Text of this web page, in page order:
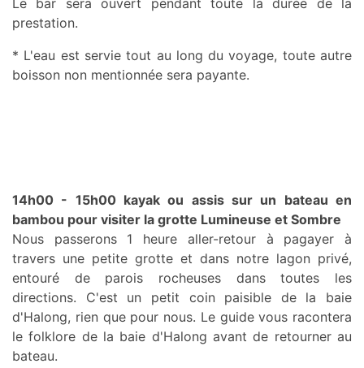
prestation.
* L'eau est servie tout au long du voyage, toute autre
boisson non mentionnée sera payante.
14h00 - 15h00 kayak ou assis sur un bateau en
bambou pour visiter la grotte Lumineuse et Sombre
Nous passerons 1 heure aller-retour à pagayer à
travers une petite grotte et dans notre lagon privé,
entouré de parois rocheuses dans toutes les
directions. C'est un petit coin paisible de la baie
d'Halong, rien que pour nous. Le guide vous racontera
le folklore de la baie d'Halong avant de retourner au
bateau.